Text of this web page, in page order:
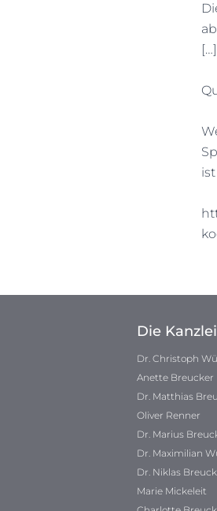
[…]
Die Kanzlei
Dr. Christoph
Anette Breucker
Dr. Matthias
Oliver Renner
Dr. Marius
Dr. Maximilian
Dr. Niklas
Marie Mickeleit